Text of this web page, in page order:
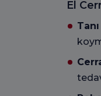
El